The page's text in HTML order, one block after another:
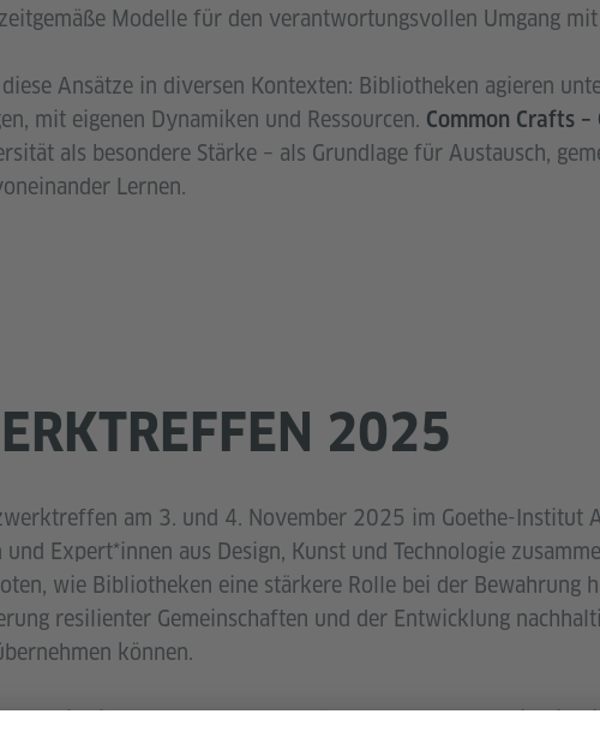
Modelle für den verantwortungsvollen Umgang
Ansätze in diversen Kontexten: Bibliotheken agieren
mit eigenen Dynamiken und Ressourcen. Common Crafts
als besondere Stärke – als Grundlage für Austausch,
Lernen.
2025
am 3. und 4. November 2025 im Goethe-Institut
Expert*innen aus Design, Kunst und Technologie
wie Bibliotheken eine stärkere Rolle bei der Bewahrung
resilienter Gemeinschaften und der Entwicklung
können.
Arbeitssitzungen wurden Bedarfe, Chancen und